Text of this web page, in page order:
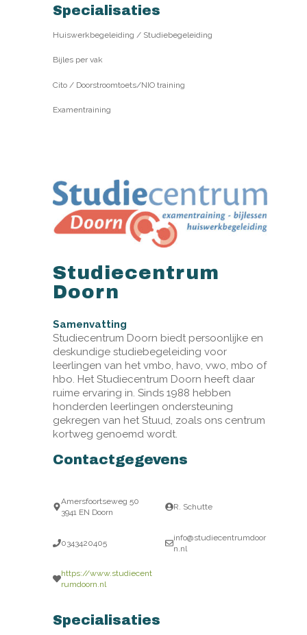
Specialisaties
Huiswerkbegeleiding / Studiebegeleiding
Bijles per vak
Cito / Doorstroomtoets/NIO training
Examentraining
Studiecentrum
Doorn
Samenvatting
Studiecentrum Doorn biedt persoonlijke en
deskundige studiebegeleiding voor
leerlingen van het vmbo, havo, vwo, mbo of
hbo. Het Studiecentrum Doorn heeft daar
ruime ervaring in. Sinds 1988 hebben
honderden leerlingen ondersteuning
gekregen van het Stuud, zoals ons centrum
kortweg genoemd wordt.
Contactgegevens
Amersfoortseweg 50
3941 EN Doorn
R. Schutte
0343420405
info@studiecentrumdoor
n.nl
https://www.studiecent
rumdoorn.nl
Specialisaties